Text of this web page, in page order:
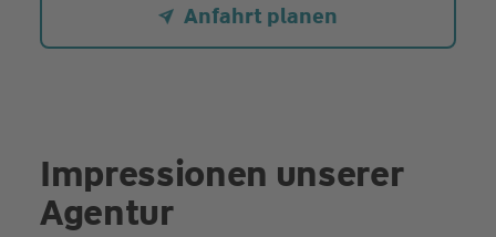
Anfahrt planen
Impressionen unserer
Agentur